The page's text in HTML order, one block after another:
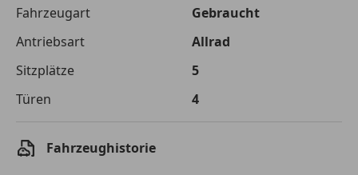
Kreditbetrag
€ 75 000,-
Gesamtbetrag
Einberechnete Gebühren
€ 0,-
Effektivzinsatz
Fahrzeugart
Gebraucht
Antriebsart
Allrad
Sitzplätze
5
Türen
4
Fahrzeughistorie